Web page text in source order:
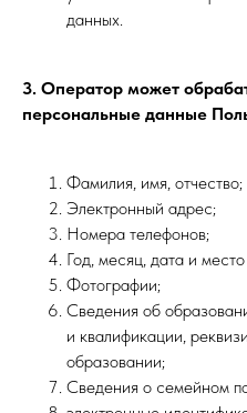
данных.
3. Оператор может
персональные данные
Фамилия, имя, отчество;
Электронный адрес;
Номера телефонов;
Год, месяц, дата и
Фотографии;
Сведения об
и квалификации,
образовании;
Сведения о семейном